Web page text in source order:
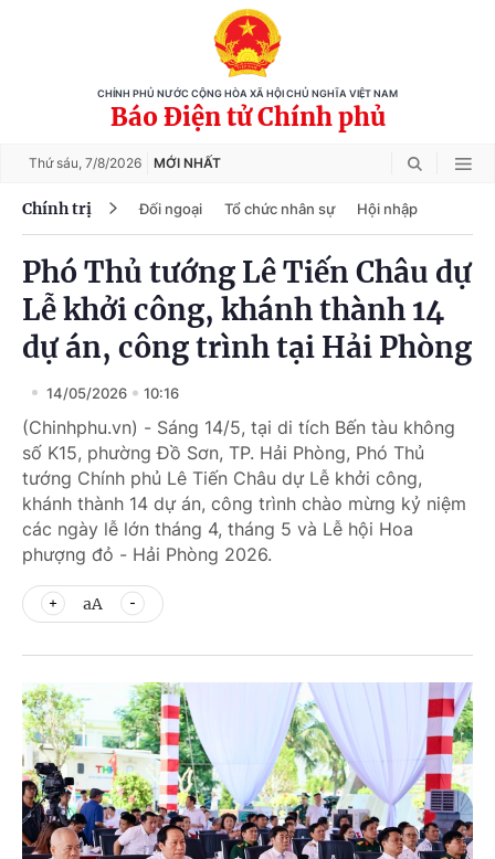
CHÍNH PHỦ NƯỚC CỘNG HÒA XÃ HỘI CHỦ NGHĨA VIỆT NAM
Báo Điện tử Chính phủ
Thứ sáu, 7/8/2026 MỚI NHẤT
Chính trị Đối ngoại Tổ chức nhân sự Hội nhập
Phó Thủ tướng Lê Tiến Châu dự
Lễ khởi công, khánh thành 14
dự án, công trình tại Hải Phòng
14/05/2026 10:16
(Chinhphu.vn) - Sáng 14/5, tại di tích Bến tàu không
số K15, phường Đồ Sơn, TP. Hải Phòng, Phó Thủ
tướng Chính phủ Lê Tiến Châu dự Lễ khởi công,
khánh thành 14 dự án, công trình chào mừng kỷ niệm
các ngày lễ lớn tháng 4, tháng 5 và Lễ hội Hoa
phượng đỏ - Hải Phòng 2026.
aA